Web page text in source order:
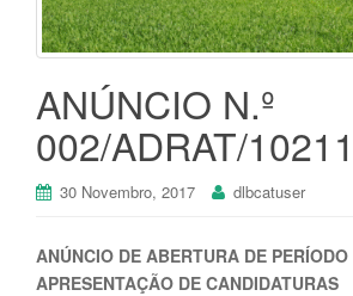
ANÚNCIO N.º
002/ADRAT/
30 Novembro, 2017 dlbcatuser
ANÚNCIO DE ABERTURA DE PERÍODO
APRESENTAÇÃO DE CANDIDATURAS